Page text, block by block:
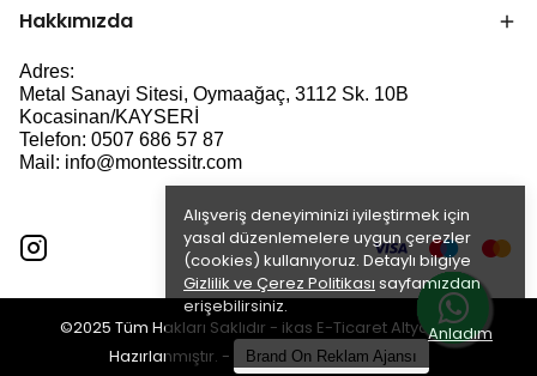
Alışveriş deneyiminizi iyileştirmek için
yasal düzenlemelere uygun çerezler
(cookies) kullanıyoruz. Detaylı bilgiye
Gizlilik ve Çerez Politikası sayfamızdan
erişebilirsiniz.
Anladım
Hakkımızda
Adres:
Metal Sanayi Sitesi, Oymaağaç, 3112 Sk. 10B
Kocasinan/KAYSERİ
Telefon: 0507 686 57 87
Mail: info@montessitr.com
©2025 Tüm Hakları Saklıdır - ikas E-TicaretAltyapısı ile
Hazırlanmıştır. - Brand On Reklam Ajansı